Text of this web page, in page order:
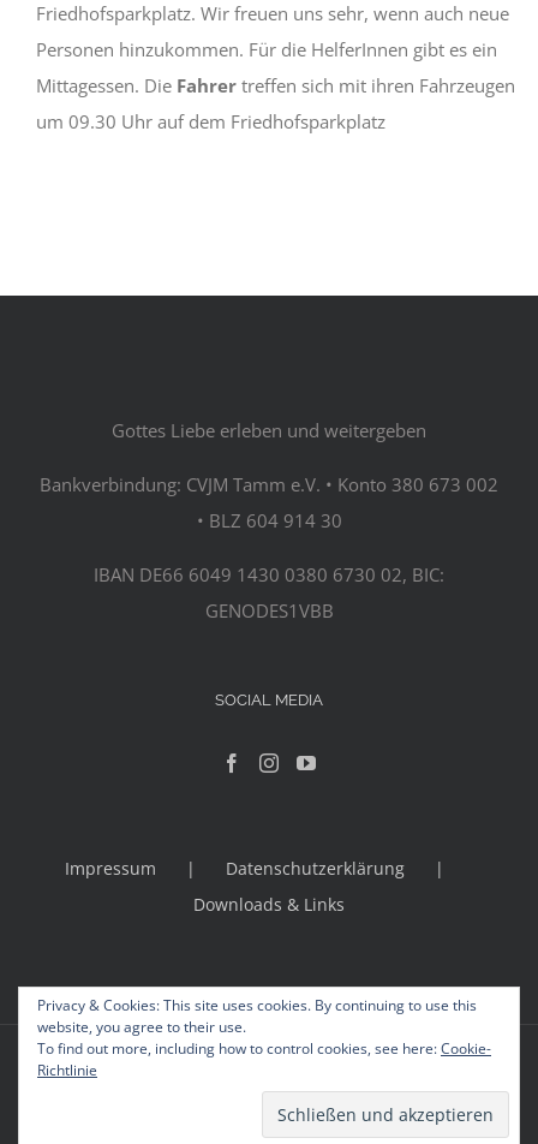
Friedhofsparkplatz. Wir freuen uns sehr, wenn auch neue
Personen hinzukommen. Für die HelferInnen gibt es ein
Mittagessen. Die Fahrertreffen sich mit ihren Fahrzeugen
um 09.30 Uhr auf dem Friedhofsparkplatz
Gottes Liebe erleben und weitergeben
Bankverbindung: CVJM Tamm e.V. • Konto 380 673 002
• BLZ 604 914 30
IBAN DE66 6049 1430 0380 6730 02, BIC:
GENODES1VBB
SOCIAL MEDIA
Impressum
Datenschutzerklärung
Downloads & Links
© Copyright 2012 -
All Rights Reserved | Powered byWordPress
Privacy & Cookies: This site uses cookies. By continuing to use this
website, you agree to their use.
To find out more, including how to control cookies, see here:Cookie-
Richtlinie